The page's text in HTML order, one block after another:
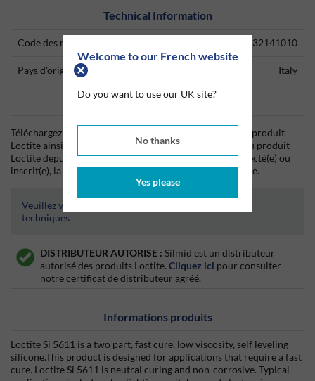
Welcome to our French website
Do you want to use our UK site?
No thanks
Yes please
Technical Information
Code des marchandises 32141010
Pays d'origine Italy
Data Sheets
Téléchargez dès aujourd'hui la fiche technique (TDS) du produit
Loctite ainsi que la fiche de données de sécurité (SDS) du produit
Loctite depuis Silmid. Une fois que vous vous êtes connecté(e) ou
inscrit(e), la fiche technique sera visible et téléchargeable.
Veuillez vous connecter afin d’avoir accès aux fiches
techniques
DISTRIBUTEUR AUTORISE : Silmid est un distributeur
autorisé des produits Loctite. Cliquez ici pour consulter
notre certificat de distributeur agréé.
Informations produits
Loctite Si 5611 is a two part, fast cure, low viscosity, self leveling
silicone.This product is designed for applications that require a fast
cure. Loctite Si 5611 is neutral curing and non-corrosive. Typical